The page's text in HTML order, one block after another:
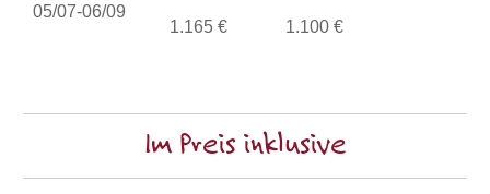
05/07-06/09
1.165 €
1.100 €
Im Preis inklusive